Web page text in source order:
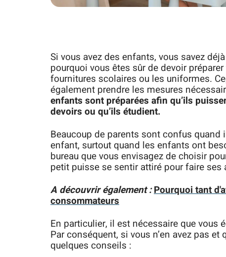
Si vous avez des enfants, vous savez
pourquoi vous êtes sûr de devoir
fournitures scolaires ou les uniformes.
également prendre les mesures
enfants sont préparées afin qu’ils
devoirs ou qu’ils étudient.
Beaucoup de parents sont confus quand
enfant, surtout quand les enfants ont
bureau que vous envisagez de choisir
petit puisse se sentir attiré pour faire
A découvrir également :Pourquoi tant
consommateurs
En particulier, il est nécessaire que vous
Par conséquent, si vous n’en avez pas
quelques conseils :